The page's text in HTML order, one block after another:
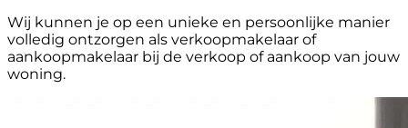
Wij kunnen je op een unieke en persoonlijke manier
volledig ontzorgen als verkoopmakelaar of
aankoopmakelaar bij de verkoop of aankoop van jouw
woning.